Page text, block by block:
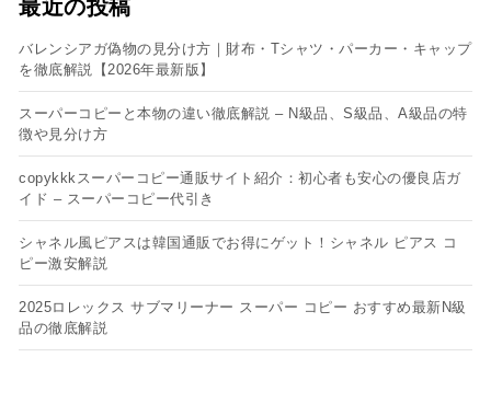
最近の投稿
バレンシアガ偽物の見分け方｜財布・Tシャツ・パーカー・キャップ
を徹底解説【2026年最新版】
スーパーコピーと本物の違い徹底解説 – N級品、S級品、A級品の特
徴や見分け方
copykkkスーパーコピー通販サイト紹介：初心者も安心の優良店ガ
イド – スーパーコピー代引き
シャネル風ピアスは韓国通販でお得にゲット！シャネル ピアス コ
ピー​激安解説
2025ロレックス サブマリーナー スーパー コピー おすすめ最新N級
品の徹底解説